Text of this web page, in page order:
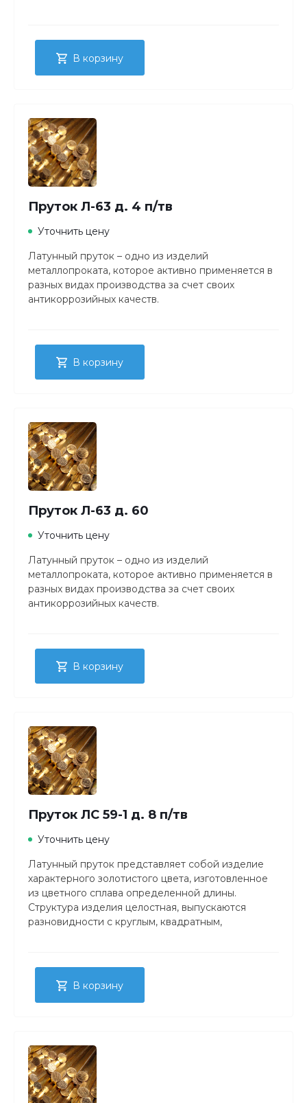
миллиметров. Причем большая толщина у
горячекатаного сортамента.
В корзину
Пруток Л-63 д. 4 п/тв
Уточнить цену
Латунный пруток – одно из изделий
металлопроката, которое активно применяется в
разных видах производства за счет своих
антикоррозийных качеств.
В корзину
Пруток Л-63 д. 60
Уточнить цену
Латунный пруток – одно из изделий
металлопроката, которое активно применяется в
разных видах производства за счет своих
антикоррозийных качеств.
В корзину
Пруток ЛС 59-1 д. 8 п/тв
Уточнить цену
Латунный пруток представляет собой изделие
характерного золотистого цвета, изготовленное
из цветного сплава определенной длины.
Структура изделия целостная, выпускаются
разновидности с круглым, квадратным,
В корзину